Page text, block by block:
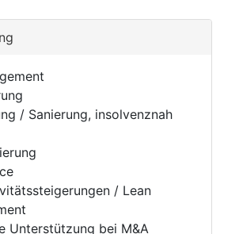
/ Sanierung, insolvenznah
/ Lean
Unterstützung bei M&A